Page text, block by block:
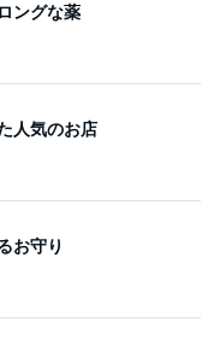
ングな薬
人気のお店
お守り